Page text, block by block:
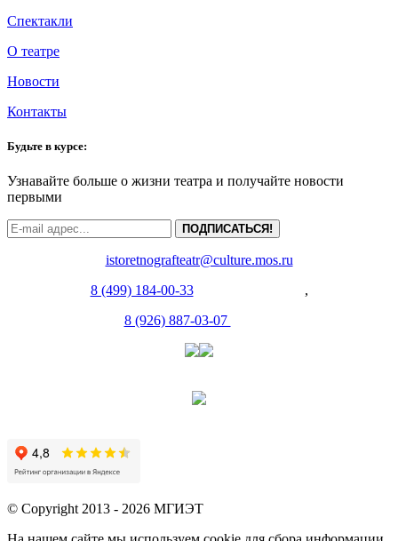
Спектакли
О театре
Новости
Контакты
Будьте в курсе:
Узнавайте больше о жизни театра и получайте новости
первыми
ПОДПИСАТЬСЯ!
istoretnografteatr@culture.mos.ru
8 (499) 184-00-33
,
8 (926) 887-03-07
© Copyright 2013 - 2026 МГИЭТ